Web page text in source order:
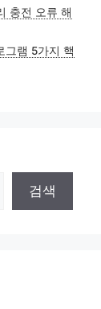
충전 오류 해
그램 5가지 핵
검색